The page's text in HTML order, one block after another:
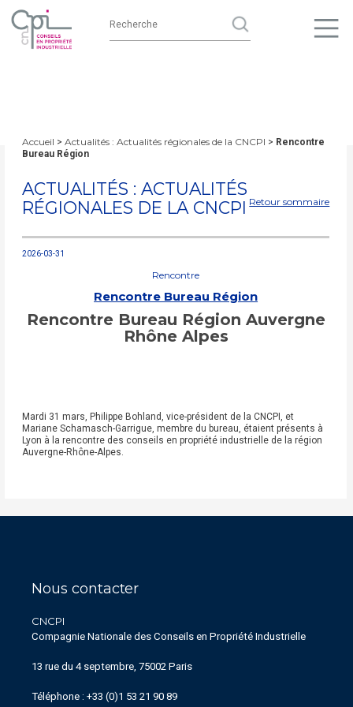
Accueil > Actualités : Actualités régionales de la CNCPI > Rencontre
Bureau Région
ACTUALITÉS : ACTUALITÉS
RÉGIONALES DE LA CNCPI Retour sommaire
2026-03-31
Rencontre
Rencontre Bureau Région
Rencontre Bureau Région Auvergne
Rhône Alpes
Mardi 31 mars, Philippe Bohland, vice-président de la CNCPI, et
Mariane Schamasch-Garrigue, membre du bureau, étaient présents à
Lyon à la rencontre des conseils en propriété industrielle de la région
Auvergne-Rhône-Alpes.
Nous contacter
CNCPI
Compagnie Nationale des Conseils en Propriété Industrielle
13 rue du 4 septembre, 75002 Paris
Téléphone : +33 (0)1 53 21 90 89